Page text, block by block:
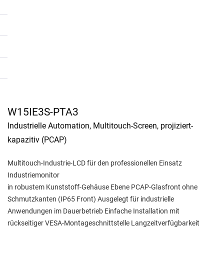
W15IE3S-PTA3
Industrielle Automation, Multitouch-Screen, projiziert-
kapazitiv (PCAP)
Multitouch-Industrie-LCD für den professionellen Einsatz
Industriemonitor
in robustem Kunststoff-Gehäuse Ebene PCAP-Glasfront ohne
Schmutzkanten (IP65 Front) Ausgelegt für industrielle
Anwendungen im Dauerbetrieb Einfache Installation mit
rückseitiger VESA-Montageschnittstelle Langzeitverfügbarkeit